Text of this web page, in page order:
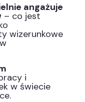
angażuje
– co jest
wizerunkowe
i
w świecie